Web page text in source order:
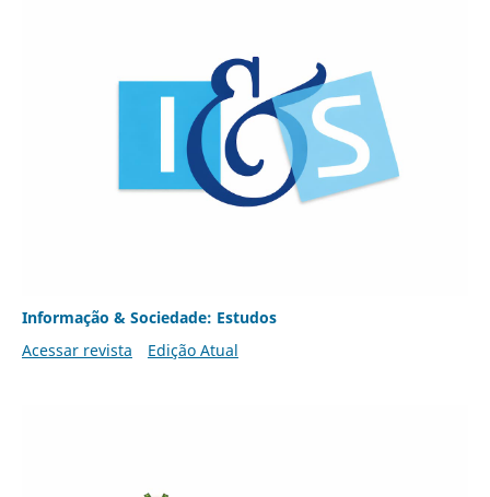
Informação & Sociedade: Estudos
Acessar revista
Edição Atual